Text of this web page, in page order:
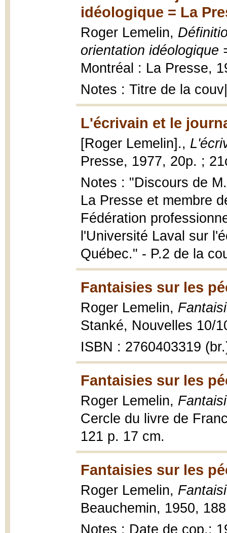
idéologique = La
Roger Lemelin,
orientation idéologique
Montréal : La Presse,
Notes : Titre de la
L'écrivain et le
[Roger Lemelin].,
Presse, 1977, 20p. ;
Notes : "Discours de
La Presse et membre
Fédération
l'Université Laval sur
Québec." - P.2 de la
Fantaisies sur les
Roger Lemelin,
Stanké, Nouvelles 10/
ISBN : 2760403319
Fantaisies sur les
Roger Lemelin,
Cercle du livre de
121 p. 17 cm.
Fantaisies sur les
Roger Lemelin,
Beauchemin, 1950,
Notes : Date de cop.: